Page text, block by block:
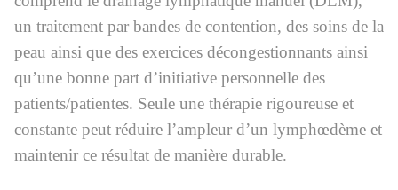
un traitement par bandes de contention, des soins de la
peau ainsi que des exercices décongestionnants ainsi
qu’une bonne part d’initiative personnelle des
patients/patientes. Seule une thérapie rigoureuse et
constante peut réduire l’ampleur d’un lymphœdème et
maintenir ce résultat de manière durable.